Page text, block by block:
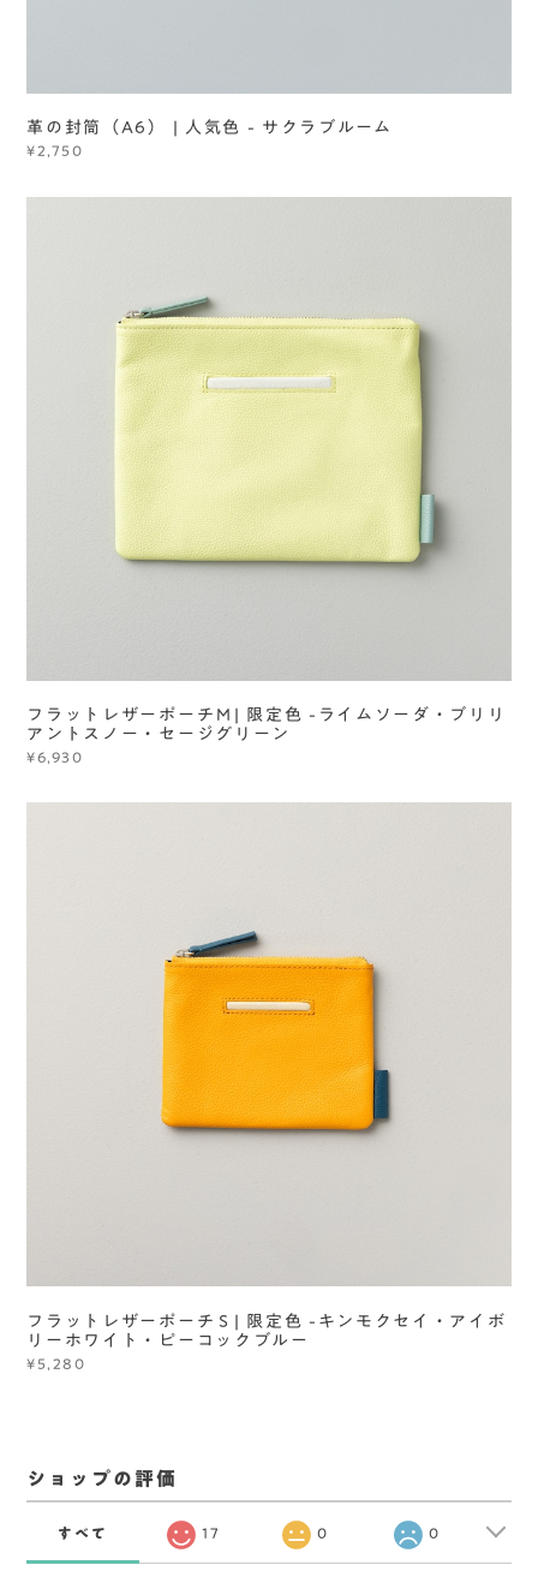
革の封筒（A6） | 人気色 - サクラブルーム
¥2,750
フラットレザーポーチＭ| 限定色 -ライムソーダ・ブリリ
アントスノー・セージグリーン
¥6,930
フラットレザーポーチＳ| 限定色 -キンモクセイ・アイボ
リーホワイト・ピーコックブルー
¥5,280
ショップの評価
すべて 17 0 0